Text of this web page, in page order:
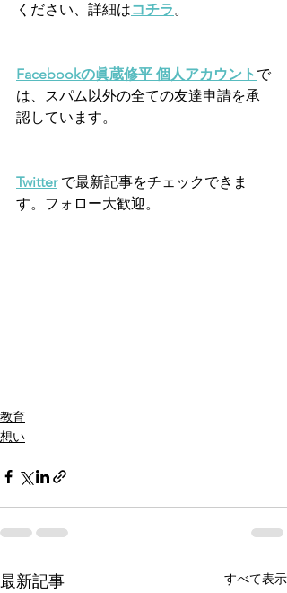
ください、詳細はコチラ。
Facebookの眞蔵修平 個人アカウント で
は、スパム以外の全ての友達申請を承
認しています。
Twitter で最新記事をチェックできま
す。フォロー大歓迎。
教育
想い
最新記事 すべて表示